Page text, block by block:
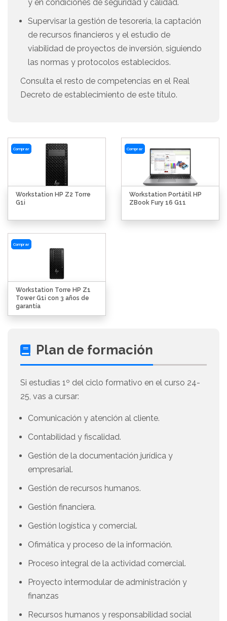
y en condiciones de seguridad y calidad.
Supervisar la gestión de tesorería, la captación
de recursos financieros y el estudio de
viabilidad de proyectos de inversión, siguiendo
las normas y protocolos establecidos.
Consulta el resto de competencias en el Real
Decreto de establecimiento de este título.
Comprar
Workstation HP Z2 Torre
G1i
Comprar
Workstation Portátil HP
ZBook Fury 16 G11
Comprar
Workstation Torre HP Z1
Tower G1i con 3 años de
garantía
Plan de formación
Si estudias 1º del ciclo formativo en el curso 24-
25, vas a cursar:
Comunicación y atención al cliente.
Contabilidad y fiscalidad.
Gestión de la documentación jurídica y
empresarial.
Gestión de recursos humanos.
Gestión financiera.
Gestión logística y comercial.
Ofimática y proceso de la información.
Proceso integral de la actividad comercial.
Proyecto intermodular de administración y
finanzas
Recursos humanos y responsabilidad social